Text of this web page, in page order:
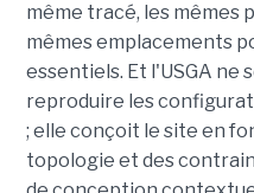
même tracé, les mêmes
mêmes emplacements
essentiels. Et l'USGA ne
reproduire les
; elle conçoit le site en
topologie et des